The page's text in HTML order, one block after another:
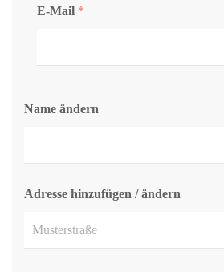
E-Mail *
Name ändern
Adresse hinzufügen / ändern